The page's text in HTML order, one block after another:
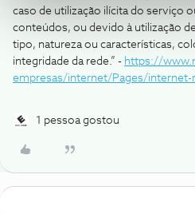
caso de utilização ilícita do serviço
conteúdos, ou devido à utilização
tipo, natureza ou características,
integridade da rede.” - https://
empresas/internet/Pages/internet-
1 pessoa gostou